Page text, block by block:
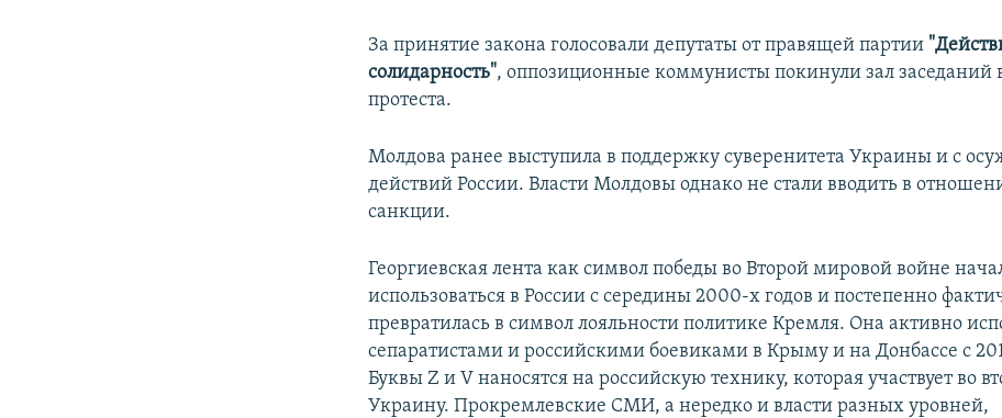
За принятие закона голосовали депутаты от правящей партии
солидарность", оппозиционные коммунисты покинули зал заседаний
протеста.
Молдова ранее выступила в поддержку суверенитета Украины и с
действий России. Власти Молдовы однако не стали вводить в
санкции.
Георгиевская лента как символ победы во Второй мировой войне
использоваться в России с середины 2000-х годов и постепенно
превратилась в символ лояльности политике Кремля. Она активно
сепаратистами и российскими боевиками в Крыму и на Донбассе с
Буквы Z и V наносятся на российскую технику, которая участвует во
Украину. Прокремлевские СМИ, а нередко и власти разных уровней,